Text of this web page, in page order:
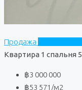
Продажа
Квартира 1 спальня
฿3 000 000
฿53 571 /м2